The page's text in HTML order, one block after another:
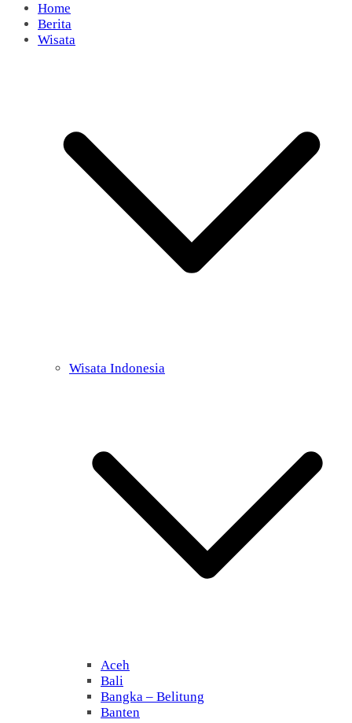
Home
Berita
Wisata
Wisata Indonesia
Aceh
Bali
Bangka – Belitung
Banten